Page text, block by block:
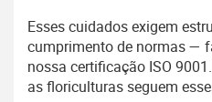
Esses cuidados exigem
cumprimento de normas —
nossa certificação ISO
as floriculturas seguem